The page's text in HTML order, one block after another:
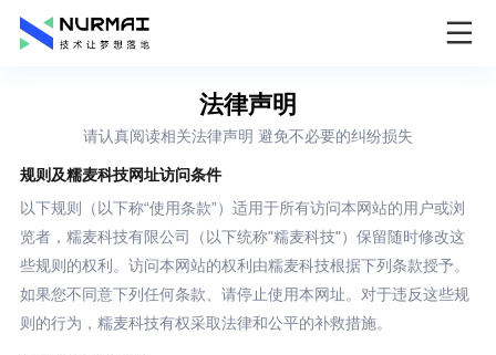
法律声明
请认真阅读相关法律声明 避免不必要的纠纷损失
规则及糯麦科技网址访问条件
以下规则（以下称“使用条款”）适用于所有访问本网站的用户或浏
览者，糯麦科技有限公司（以下统称"糯麦科技"）保留随时修改这
些规则的权利。访问本网站的权利由糯麦科技根据下列条款授予。
如果您不同意下列任何条款、请停止使用本网址。对于违反这些规
则的行为，糯麦科技有权采取法律和公平的补救措施。